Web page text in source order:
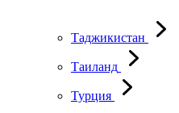
Таджикистан
Таиланд
Турция